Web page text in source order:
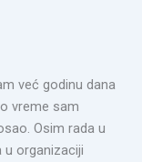
već godinu dana
vreme sam
Osim rada u
u organizaciji